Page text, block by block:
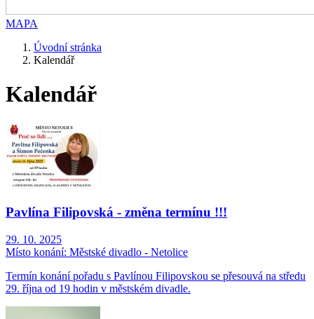
MAPA
Úvodní stránka
Kalendář
Kalendář
Pavlína Filipovská - změna termínu !!!
29. 10. 2025
Místo konání: Městské divadlo - Netolice
Termín konání pořadu s Pavlínou Filipovskou se přesouvá na středu
29. října od 19 hodin v městském divadle.